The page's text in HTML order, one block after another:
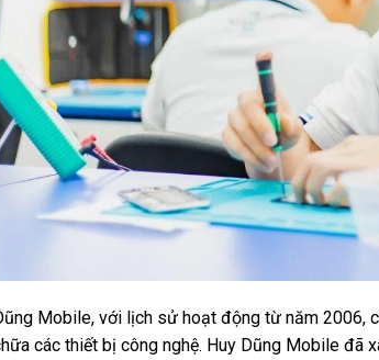
Mobile, với lịch sử hoạt động từ năm 2006,
các thiết bị công nghệ. Huy Dũng Mobile đã